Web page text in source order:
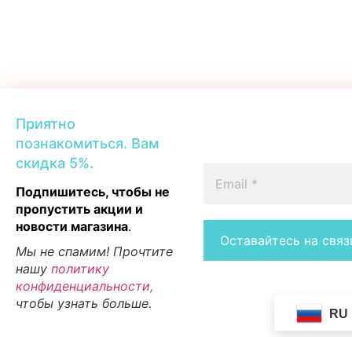
Приятно
познакомиться. Вам
скидка 5%.
Подпишитесь, чтобы не
пропустить акции и
новости магазина.
Мы не спамим! Прочтите
нашу политику
конфиденциальности,
чтобы узнать больше.
RU